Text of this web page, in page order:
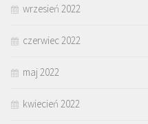
wrzesień 2022
czerwiec 2022
maj 2022
kwiecień 2022